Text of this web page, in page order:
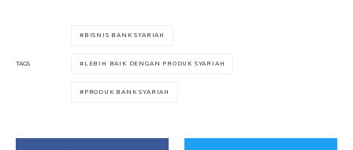
TAGS
BISNIS BANK SYARIAH
LEBIH BAIK DENGAN PRODUK SYARIAH
PRODUK BANK SYARIAH